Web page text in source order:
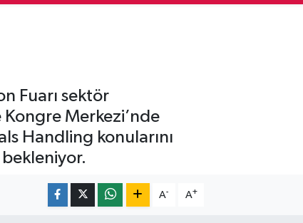
Fuarı sektör
Merkezi’nde
Handling konularını
A- A+